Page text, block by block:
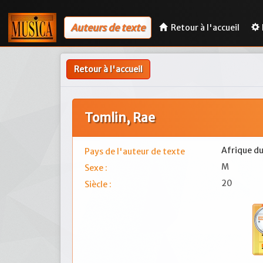
Auteurs de texte Retour à l'accueil
Retour à l'accueil
Tomlin, Rae
Pays de l'auteur de texte
Afrique
Sexe :
M
Siècle :
20